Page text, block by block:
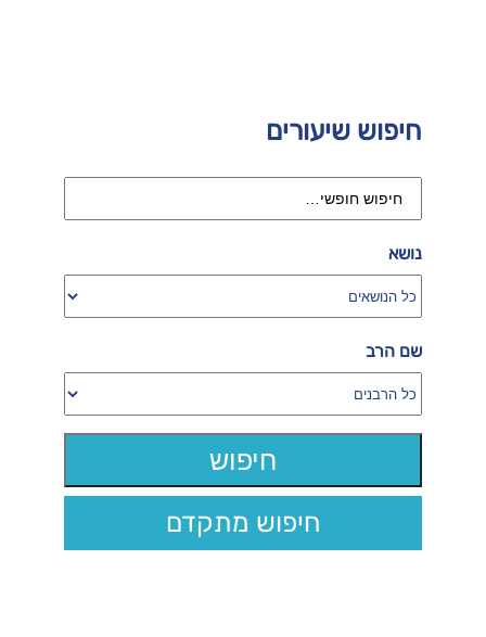
חיפוש שיעורים
נושא
שם הרב
חיפוש מתקדם